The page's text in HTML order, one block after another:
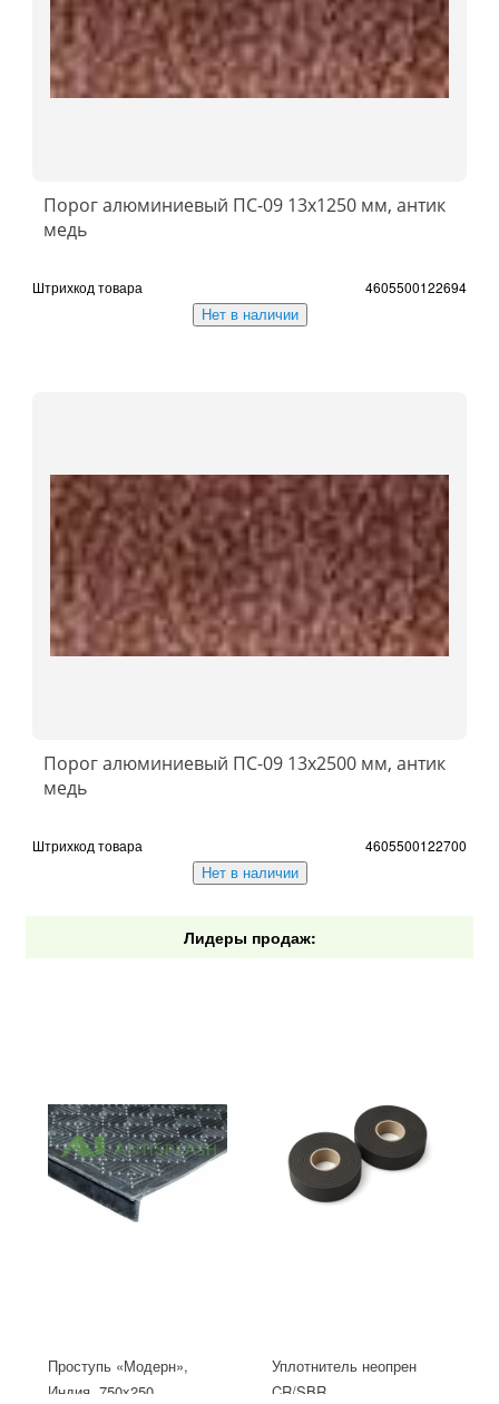
Порог алюминиевый ПС-09 13x1250 мм, антик
медь
Штрихкод товара 4605500122694
Нет в наличии
Порог алюминиевый ПС-09 13x2500 мм, антик
медь
Штрихкод товара 4605500122700
Нет в наличии
Лидеры продаж:
Проступь «Модерн»,
Индия, 750x250
Уплотнитель неопрен
CR/SBR